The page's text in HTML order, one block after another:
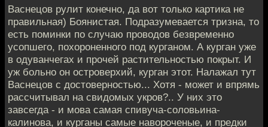
Васнецов рулит конечно, да вот только картика не
правильная) Боянистая. Подразумевается тризна, то
есть поминки по случаю проводов безвременно
усопшего, похороненного под курганом. А курган уже
в одуванчегах и прочей растительностью покрыт. И
уж больно он островерхий, курган этот. Налажал тут
Васнецов с достоверностью... Хотя - может и впрямь
рассчитывал на свидомых укров?.. У них это
завсегда - и мова самая спивуча-соловьина-
калинова, и курганы самые навороченые, и предки